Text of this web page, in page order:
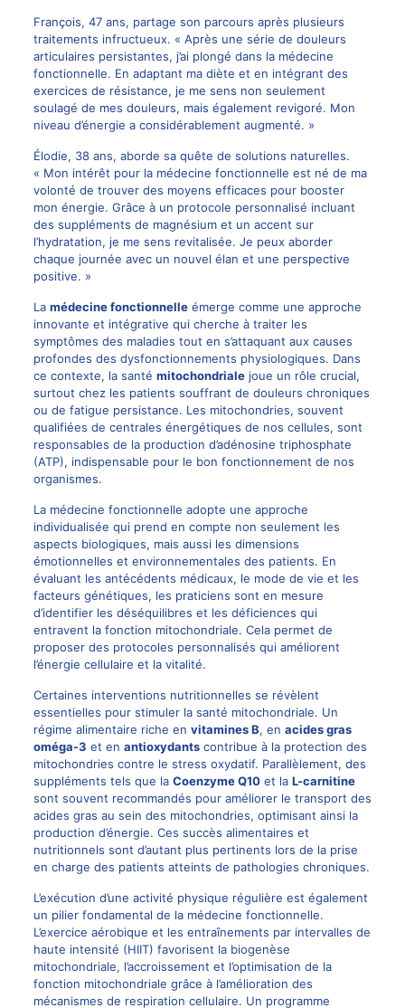
François, 47 ans, partage son parcours après plusieurs
traitements infructueux. « Après une série de douleurs
articulaires persistantes, j’ai plongé dans la médecine
fonctionnelle. En adaptant ma diète et en intégrant des
exercices de résistance, je me sens non seulement
soulagé de mes douleurs, mais également revigoré. Mon
niveau d’énergie a considérablement augmenté. »
Élodie, 38 ans, aborde sa quête de solutions naturelles.
« Mon intérêt pour la médecine fonctionnelle est né de ma
volonté de trouver des moyens efficaces pour booster
mon énergie. Grâce à un protocole personnalisé incluant
des suppléments de magnésium et un accent sur
l’hydratation, je me sens revitalisée. Je peux aborder
chaque journée avec un nouvel élan et une perspective
positive. »
La médecine fonctionnelleémerge comme une approche
innovante et intégrative qui cherche à traiter les
symptômes des maladies tout en s’attaquant aux causes
profondes des dysfonctionnements physiologiques. Dans
ce contexte, la santé mitochondrialejoue un rôle crucial,
surtout chez les patients souffrant de douleurs chroniques
ou de fatigue persistance. Les mitochondries, souvent
qualifiées de centrales énergétiques de nos cellules, sont
responsables de la production d’adénosine triphosphate
(ATP), indispensable pour le bon fonctionnement de nos
organismes.
La médecine fonctionnelle adopte une approche
individualisée qui prend en compte non seulement les
aspects biologiques, mais aussi les dimensions
émotionnelles et environnementales des patients. En
évaluant les antécédents médicaux, le mode de vie et les
facteurs génétiques, les praticiens sont en mesure
d’identifier les déséquilibres et les déficiences qui
entravent la fonction mitochondriale. Cela permet de
proposer des protocoles personnalisés qui améliorent
l’énergie cellulaire et la vitalité.
Certaines interventions nutritionnelles se révèlent
essentielles pour stimuler la santé mitochondriale. Un
régime alimentaire riche en vitamines B, en acides gras
oméga-3 et en antioxydantscontribue à la protection des
mitochondries contre le stress oxydatif. Parallèlement, des
suppléments tels que la Coenzyme Q10et la L-carnitine
sont souvent recommandés pour améliorer le transport des
acides gras au sein des mitochondries, optimisant ainsi la
production d’énergie. Ces succès alimentaires et
nutritionnels sont d’autant plus pertinents lors de la prise
en charge des patients atteints de pathologies chroniques.
L’exécution d’une activité physique régulière est également
un pilier fondamental de la médecine fonctionnelle.
L’exercice aérobique et les entraînements par intervalles de
haute intensité (HIIT) favorisent la biogenèse
mitochondriale, l’accroissement et l’optimisation de la
fonction mitochondriale grâce à l’amélioration des
mécanismes de respiration cellulaire. Un programme